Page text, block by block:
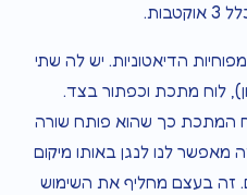
הדיאטוניות. יש לה שתי
לוח מתכת וכפתור בצד.
המתכת כך שהוא פותח שורה
לנו לנגן באותו מיקום
זה בעצם מחליף את השימוש